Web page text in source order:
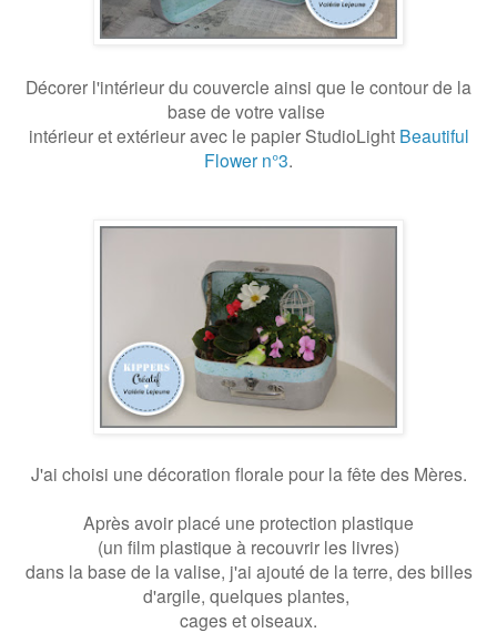
Décorer l'intérieur du couvercle ainsi que le contour de la
base de votre valise
intérieur et extérieur avec le papier StudioLight Beautiful
Flower n°3.
J'ai choisi une décoration florale pour la fête des Mères.
Après avoir placé une protection plastique
(un film plastique à recouvrir les livres)
dans la base de la valise, j'ai ajouté de la terre, des billes
d'argile, quelques plantes,
cages et oiseaux.